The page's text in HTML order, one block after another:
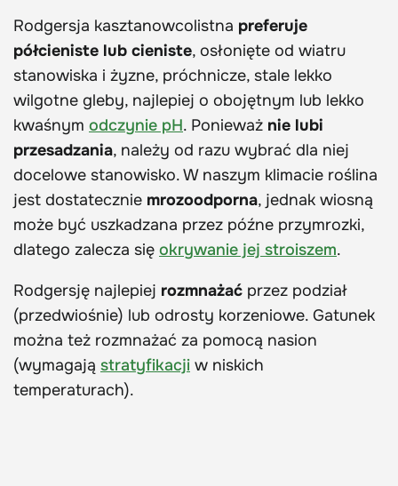
Rodgersja kasztanowcolistna preferuje
półcieniste lub cieniste, osłonięte od wiatru
stanowiska i żyzne, próchnicze, stale lekko
wilgotne gleby, najlepiej o obojętnym lub lekko
kwaśnym odczynie pH. Ponieważ nie lubi
przesadzania, należy od razu wybrać dla niej
docelowe stanowisko. W naszym klimacie roślina
jest dostatecznie mrozoodporna, jednak wiosną
może być uszkadzana przez późne przymrozki,
dlatego zalecza się okrywanie jej stroiszem.
Rodgersję najlepiej rozmnażać przez podział
(przedwiośnie) lub odrosty korzeniowe. Gatunek
można też rozmnażać za pomocą nasion
(wymagają stratyfikacji w niskich
temperaturach).